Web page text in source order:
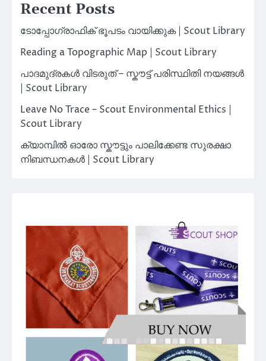
Recent Posts
ടോപ്പോഗ്രാഫിക് ഭൂപടം വായിക്കുക | Scout Library
Reading a Topographic Map | Scout Library
പാദമുദ്രകൾ വിടരുത് – സ്കൗട്ട് പരിസ്ഥിതി നയങ്ങൾ
| Scout Library
Leave No Trace – Scout Environmental Ethics |
Scout Library
ക്യാമ്പിൽ ഓരോ സ്കൗട്ടും പാലിക്കേണ്ട സുരക്ഷാ
നിബന്ധനകൾ | Scout Library